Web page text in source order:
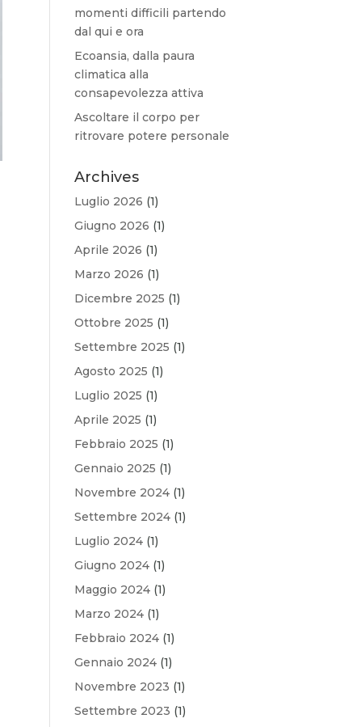
momenti difficili partendo
dal qui e ora
Ecoansia, dalla paura
climatica alla
consapevolezza attiva
Ascoltare il corpo per
ritrovare potere personale
Archives
Luglio 2026 (1)
Giugno 2026 (1)
Aprile 2026 (1)
Marzo 2026 (1)
Dicembre 2025 (1)
Ottobre 2025 (1)
Settembre 2025 (1)
Agosto 2025 (1)
Luglio 2025 (1)
Aprile 2025 (1)
Febbraio 2025 (1)
Gennaio 2025 (1)
Novembre 2024 (1)
Settembre 2024 (1)
Luglio 2024 (1)
Giugno 2024 (1)
Maggio 2024 (1)
Marzo 2024 (1)
Febbraio 2024 (1)
Gennaio 2024 (1)
Novembre 2023 (1)
Settembre 2023 (1)